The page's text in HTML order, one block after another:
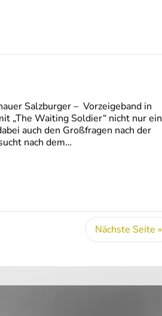
Salzburger – Vorzeigeband in
„The Waiting Soldier“ nicht nur ein
auch den Großfragen nach der
nach dem…
Nächste Seite »